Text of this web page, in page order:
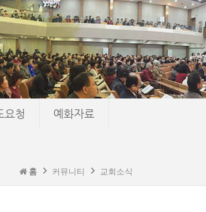
요청 예화자료
홈 커뮤니티 교회소식